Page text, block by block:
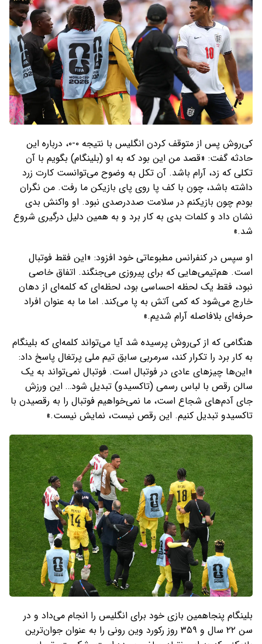
کی‌روش پس از متوقف کردن انگلیس با نتیجه ۰-۰، درباره این
حادثه گفت: «قصد من این بود که به او (بلینگام) بگویم با آن
تکلی که زد، آرام باشد. آن تکل به وضوح می‌توانست کارت زرد
داشته باشد، چون با کف پا روی پای بازیکن ما رفت. من نگران
بودم چون بازیکنم در سلامت صددرصدی نبود. او واکنش بدی
نشان داد و کلمات بدی به کار برد و به همین دلیل درگیری شروع
شد.»
او سپس در کنفرانس مطبوعاتی خود افزود: «این فقط فوتبال
است. هم‌تیمی‌هایی که برای پیروزی می‌جنگند. اتفاق خاصی
نبود، فقط یک لحظه احساسی بود، لحظه‌ای که کلمه‌ای از دهان
خارج می‌شود که کمی آتش به پا می‌کند. اما ما به عنوان افراد
حرفه‌ای بلافاصله آرام شدیم.»
هنگامی که از کی‌روش پرسیده شد آیا می‌تواند کلمه‌ای که بلینگام
به کار برد را تکرار کند، سرمربی سابق تیم ملی پرتغال پاسخ داد:
«این‌ها چیزهای عادی در فوتبال است. فوتبال نمی‌تواند به یک
سالن رقص با لباس رسمی (تاکسیدو) تبدیل شود… این ورزش
جای آدم‌های شجاع است، ما نمی‌خواهیم فوتبال را به رقصیدن با
تاکسیدو تبدیل کنیم. این رقص نیست، نمایش نیست.»
بلینگام پنجاهمین بازی خود برای انگلیس را انجام می‌داد و در
سن ۲۲ سال و ۳۵۹ روز رکورد وین رونی را به عنوان جوان‌ترین